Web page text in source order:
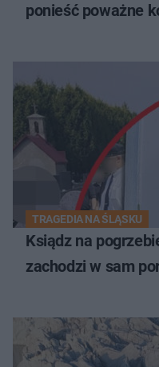
ponieść poważne
TRAGEDIA NA ŚLĄSKU
Ksiądz na
zachodzi w sam